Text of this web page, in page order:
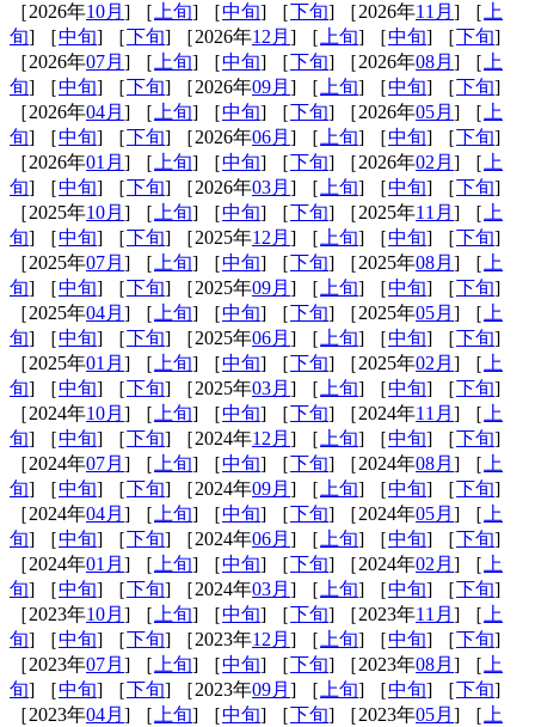
［2026年10月 ] ［ 上旬] ［中旬] ［下旬] ［2026年11月 ] ［ 上
旬] ［中旬] ［下旬] ［2026年12月 ] ［ 上旬] ［中旬] ［下旬]
［2026年07月 ] ［ 上旬] ［中旬] ［下旬] ［2026年08月 ] ［ 上
旬] ［中旬] ［下旬] ［2026年09月 ] ［ 上旬] ［中旬] ［下旬]
［2026年04月 ] ［ 上旬] ［中旬] ［下旬] ［2026年05月 ] ［ 上
旬] ［中旬] ［下旬] ［2026年06月 ] ［ 上旬] ［中旬] ［下旬]
［2026年01月 ] ［ 上旬] ［中旬] ［下旬] ［2026年02月 ] ［ 上
旬] ［中旬] ［下旬] ［2026年03月 ] ［ 上旬] ［中旬] ［下旬]
［2025年10月 ] ［ 上旬] ［中旬] ［下旬] ［2025年11月 ] ［ 上
旬] ［中旬] ［下旬] ［2025年12月 ] ［ 上旬] ［中旬] ［下旬]
［2025年07月 ] ［ 上旬] ［中旬] ［下旬] ［2025年08月 ] ［ 上
旬] ［中旬] ［下旬] ［2025年09月 ] ［ 上旬] ［中旬] ［下旬]
［2025年04月 ] ［ 上旬] ［中旬] ［下旬] ［2025年05月 ] ［ 上
旬] ［中旬] ［下旬] ［2025年06月 ] ［ 上旬] ［中旬] ［下旬]
［2025年01月 ] ［ 上旬] ［中旬] ［下旬] ［2025年02月 ] ［ 上
旬] ［中旬] ［下旬] ［2025年03月 ] ［ 上旬] ［中旬] ［下旬]
［2024年10月 ] ［ 上旬] ［中旬] ［下旬] ［2024年11月 ] ［ 上
旬] ［中旬] ［下旬] ［2024年12月 ] ［ 上旬] ［中旬] ［下旬]
［2024年07月 ] ［ 上旬] ［中旬] ［下旬] ［2024年08月 ] ［ 上
旬] ［中旬] ［下旬] ［2024年09月 ] ［ 上旬] ［中旬] ［下旬]
［2024年04月 ] ［ 上旬] ［中旬] ［下旬] ［2024年05月 ] ［ 上
旬] ［中旬] ［下旬] ［2024年06月 ] ［ 上旬] ［中旬] ［下旬]
［2024年01月 ] ［ 上旬] ［中旬] ［下旬] ［2024年02月 ] ［ 上
旬] ［中旬] ［下旬] ［2024年03月 ] ［ 上旬] ［中旬] ［下旬]
［2023年10月 ] ［ 上旬] ［中旬] ［下旬] ［2023年11月 ] ［ 上
旬] ［中旬] ［下旬] ［2023年12月 ] ［ 上旬] ［中旬] ［下旬]
［2023年07月 ] ［ 上旬] ［中旬] ［下旬] ［2023年08月 ] ［ 上
旬] ［中旬] ［下旬] ［2023年09月 ] ［ 上旬] ［中旬] ［下旬]
［2023年04月 ] ［ 上旬] ［中旬] ［下旬] ［2023年05月 ] ［ 上